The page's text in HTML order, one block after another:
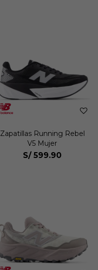
Zapatillas Running Rebel
V5 Mujer
S/ 599.90